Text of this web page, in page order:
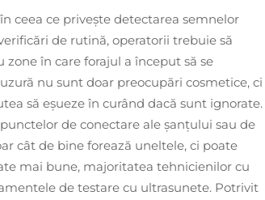
ceea ce priveşte detectarea semnelor
de rutină, operatorii trebuie să
în care forajul a început să se
nu sunt doar preocupări cosmetice, ci
să eşueze în curând dacă sunt ignorate.
de conectare ale șanțului sau de
cât de bine forează uneltele, ci poate
mai bune, majoritatea tehnicienilor cu
de testare cu ultrasunete. Potrivit